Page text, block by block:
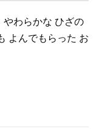
やわらかな ひざの
よんでもらった お